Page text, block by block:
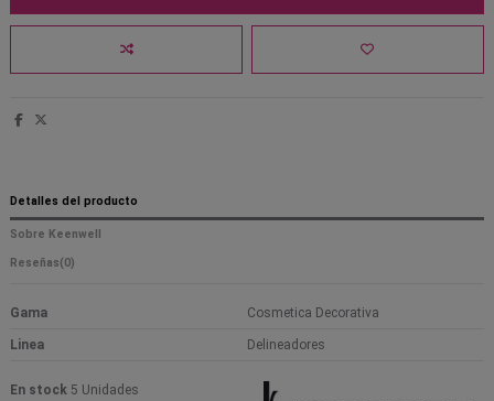
Detalles del producto
Sobre Keenwell
Reseñas(0)
Gama Cosmetica Decorativa
Linea Delineadores
En stock 5 Unidades